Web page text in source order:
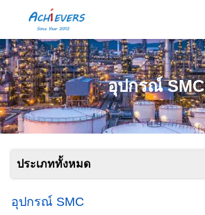
อุปกรณ์ SMC
ประเภททั้งหมด
อุปกรณ์ SMC